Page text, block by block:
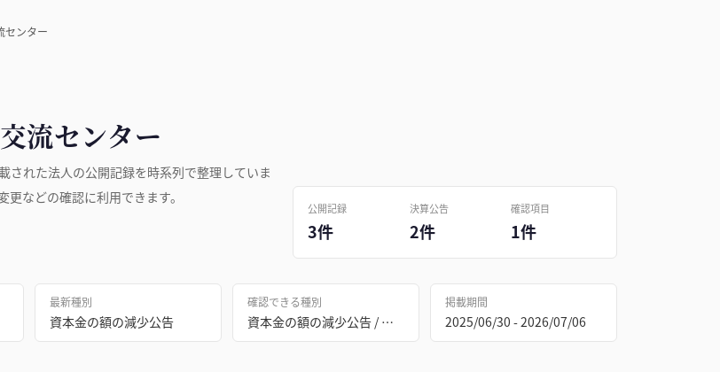
センター
流センター
された法人の公開記録を時系列で整理していま
などの確認に利用できます。
公開記録
3件
決算公告
2件
確認項目
1件
最新種別
資本金の額の減少公告
確認できる種別
資本金の額の減少公告 / 決算公告
掲載期間
2025/06/30 - 2026/07/06